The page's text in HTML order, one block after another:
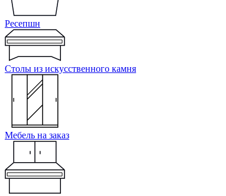
Ресепшн
Cтолы из искусственного камня
Мебель на заказ